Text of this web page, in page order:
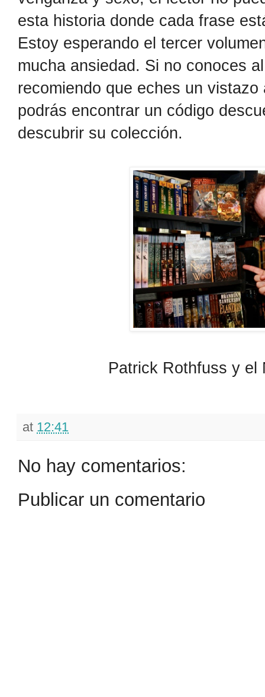
esta historia donde cada frase
Estoy esperando el tercer
mucha ansiedad. Si no conoces
recomiendo que eches un
podrás encontrar un código
descubrir su colección.
Patrick Rothfuss y el
at 12:41
No hay comentarios:
Publicar un comentario